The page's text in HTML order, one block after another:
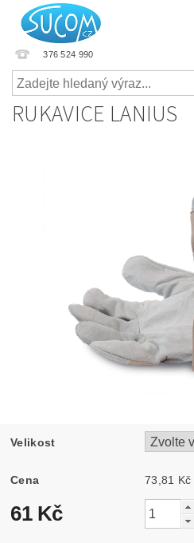
376 524 990
RUKAVICE LANIUS
Velikost
Cena
61 Kč